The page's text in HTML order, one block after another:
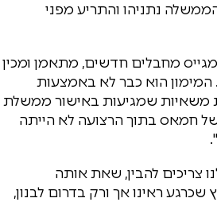
נתניהו והתריע מפני
מחבלים חדשים, מתאמן ומכין
הוא כבר לא באמצעות
משאיות שמגיעות באישור ממשלת
חמאס בתוך הרצועה לא הייתה
צריכים להבין, שאת אותה
ראינו אך ורק בדרום לבנון,